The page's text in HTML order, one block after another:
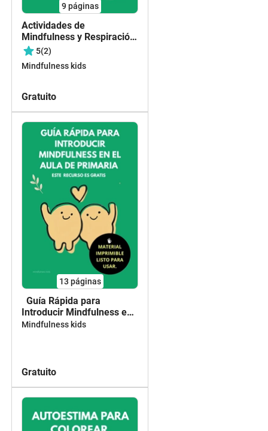
9páginas
Actividades de
Mindfulness y Respiración
de la A a la Z para
Primaria (3 actividades
GRATIS)
5(2)
Mindfulness kids
Gratuito
13 páginas
Guía Rápida para
Introducir Mindfulness en
el Aula de Primaria
Mindfulness kids
Gratuito